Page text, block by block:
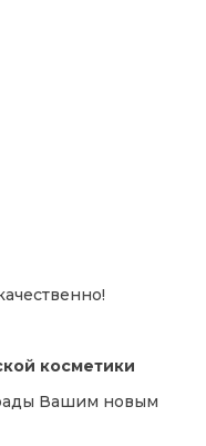
косметики
Вашим новым